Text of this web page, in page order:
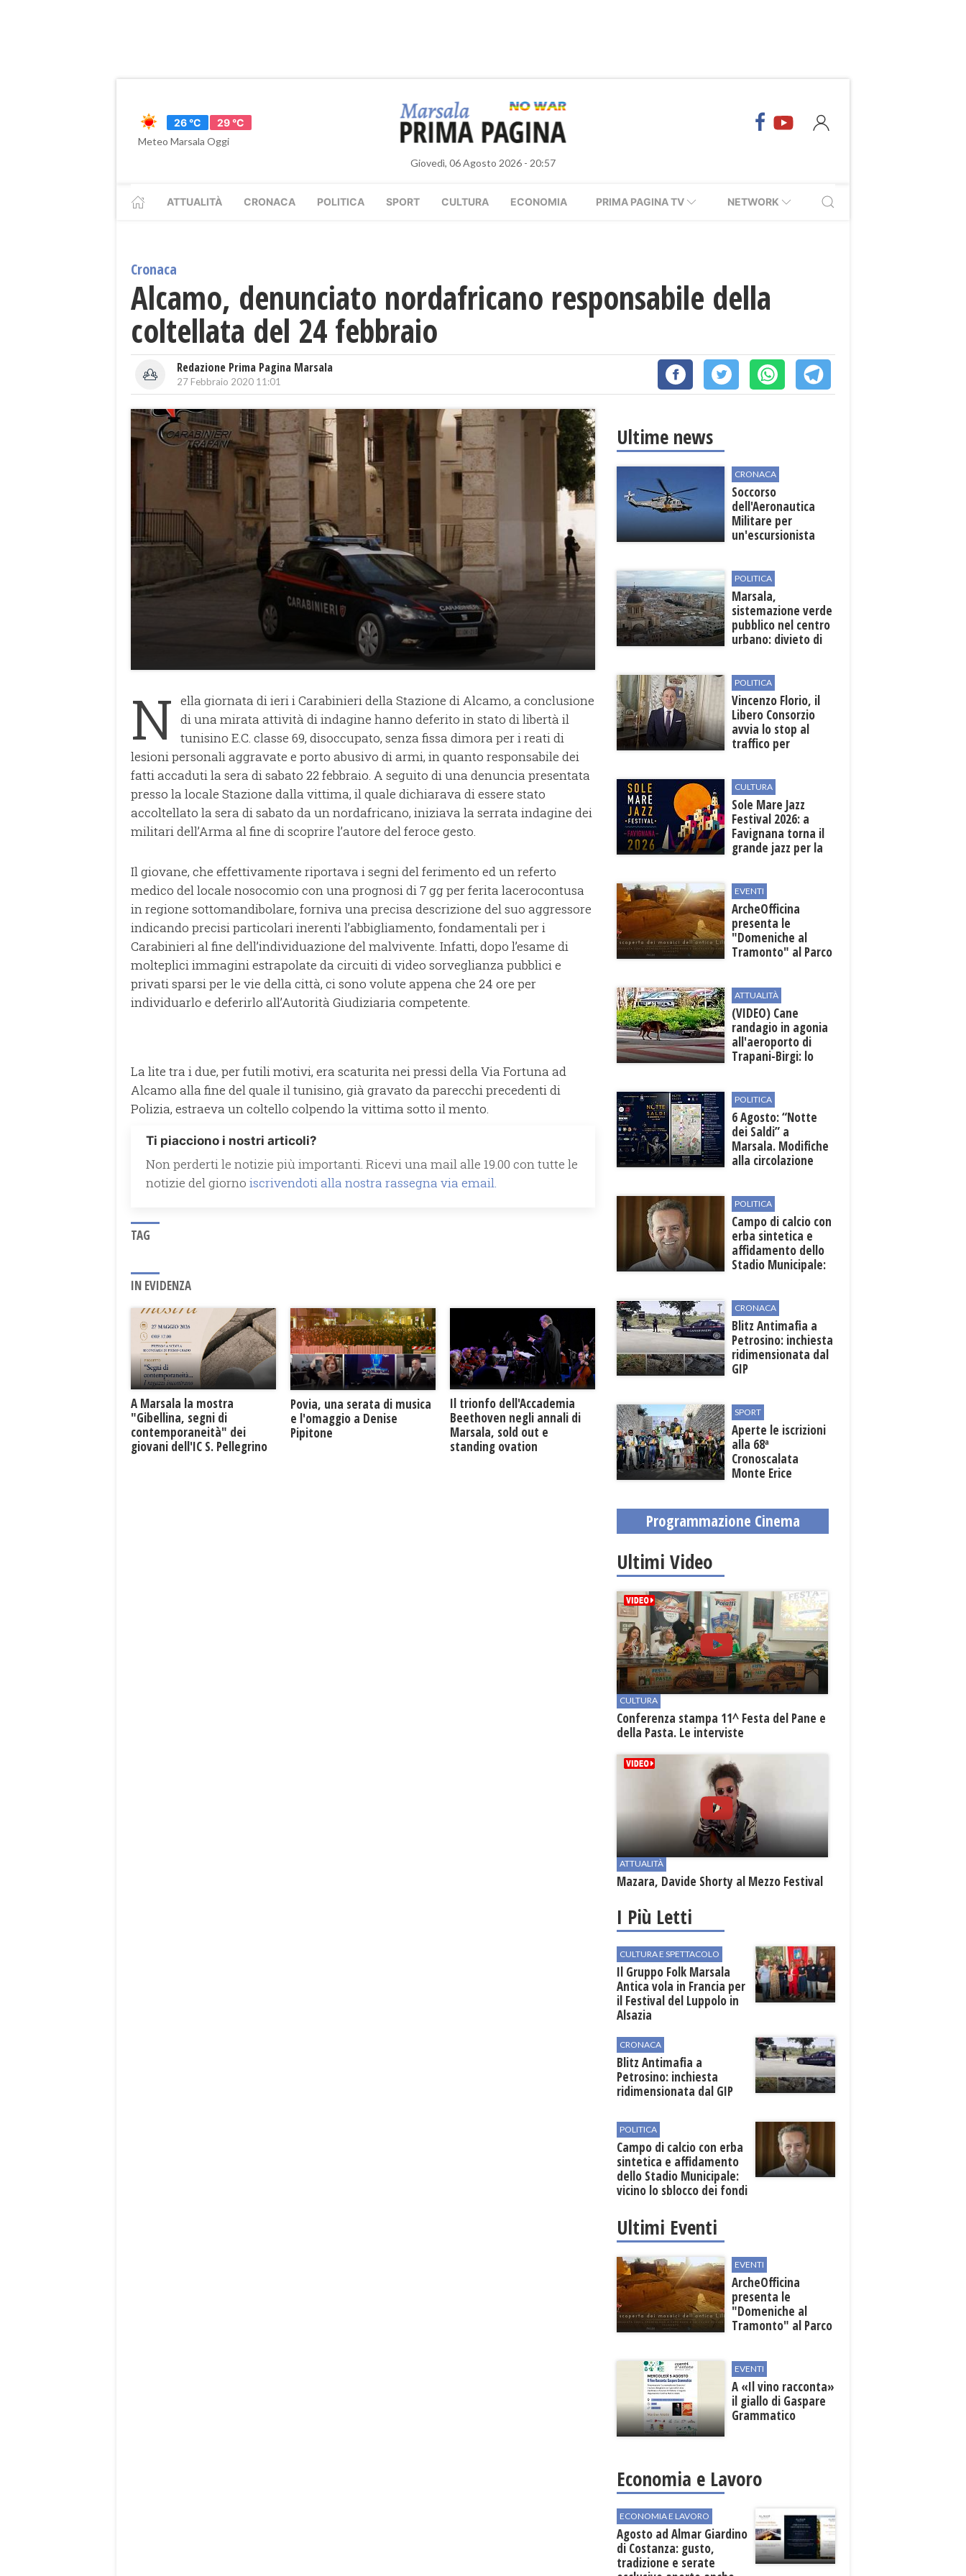
26 °C
29 °C
Meteo Marsala Oggi
Giovedì, 06 Agosto 2026 - 20:57
ATTUALITÀ CRONACA POLITICA SPORT CULTURA ECONOMIA PRIMA PAGINA TV NETWORK
Cronaca
Alcamo, denunciato nordafricano responsabile della
coltellata del 24 febbraio
Redazione Prima Pagina Marsala
27 Febbraio 2020 11:01
N ella giornata di ieri i Carabinieri della Stazione di Alcamo, a conclusione
di una mirata attività di indagine hanno deferito in stato di libertà il
tunisino E.C. classe 69, disoccupato, senza fissa dimora per i reati di
lesioni personali aggravate e porto abusivo di armi, in quanto responsabile dei
fatti accaduti la sera di sabato 22 febbraio. A seguito di una denuncia presentata
presso la locale Stazione dalla vittima, il quale dichiarava di essere stato
accoltellato la sera di sabato da un nordafricano, iniziava la serrata indagine dei
militari dell’Arma al fine di scoprire l’autore del feroce gesto.
Il giovane, che effettivamente riportava i segni del ferimento ed un referto
medico del locale nosocomio con una prognosi di 7 gg per ferita lacerocontusa
in regione sottomandibolare, forniva una precisa descrizione del suo aggressore
indicando precisi particolari inerenti l’abbigliamento, fondamentali per i
Carabinieri al fine dell’individuazione del malvivente. Infatti, dopo l’esame di
molteplici immagini estrapolate da circuiti di video sorveglianza pubblici e
privati sparsi per le vie della città, ci sono volute appena che 24 ore per
individuarlo e deferirlo all’Autorità Giudiziaria competente.
La lite tra i due, per futili motivi, era scaturita nei pressi della Via Fortuna ad
Alcamo alla fine del quale il tunisino, già gravato da parecchi precedenti di
Polizia, estraeva un coltello colpendo la vittima sotto il mento.
Ti piacciono i nostri articoli?
Non perderti le notizie più importanti. Ricevi una mail alle 19.00 con tutte le
notizie del giorno iscrivendoti alla nostra rassegna via email.
TAG
IN EVIDENZA
A Marsala la mostra
"Gibellina, segni di
contemporaneità" dei
giovani dell'IC S. Pellegrino
Povia, una serata di musica
e l'omaggio a Denise
Pipitone
Il trionfo dell'Accademia
Beethoven negli annali di
Marsala, sold out e
standing ovation
Ultime news
CRONACA
Soccorso
dell'Aeronautica
Militare per
un'escursionista
POLITICA
Marsala,
sistemazione verde
pubblico nel centro
urbano: divieto di
POLITICA
Vincenzo Florio, il
Libero Consorzio
avvia lo stop al
traffico per
all'aeroporto
CULTURA
Sole Mare Jazz
Festival 2026: a
Favignana torna il
grande jazz per la
EVENTI
ArcheOfficina
presenta le
"Domeniche al
Tramonto" al Parco
ATTUALITÀ
(VIDEO) Cane
randagio in agonia
all'aeroporto di
Trapani-Birgi: lo
POLITICA
6 Agosto: “Notte
dei Saldi” a
Marsala. Modifiche
alla circolazione
manifestazione
POLITICA
Campo di calcio con
erba sintetica e
affidamento dello
Stadio Municipale:
CRONACA
Blitz Antimafia a
Petrosino: inchiesta
ridimensionata dal
GIP
SPORT
Aperte le iscrizioni
alla 68ª
Cronoscalata
Monte Erice
Programmazione Cinema
Ultimi Video
CULTURA
Conferenza stampa 11^ Festa del Pane e
della Pasta. Le interviste
ATTUALITÀ
Mazara, Davide Shorty al Mezzo Festival
I Più Letti
CULTURA E SPETTACOLO
Il Gruppo Folk Marsala
Antica vola in Francia per
il Festival del Luppolo in
Alsazia
CRONACA
Blitz Antimafia a
Petrosino: inchiesta
ridimensionata dal GIP
POLITICA
Campo di calcio con erba
sintetica e affidamento
dello Stadio Municipale:
vicino lo sblocco dei fondi
Ultimi Eventi
EVENTI
ArcheOfficina
presenta le
"Domeniche al
Tramonto" al Parco
EVENTI
A «Il vino racconta»
il giallo di Gaspare
Grammatico
Economia e Lavoro
ECONOMIA E LAVORO
Agosto ad Almar Giardino
di Costanza: gusto,
tradizione e serate